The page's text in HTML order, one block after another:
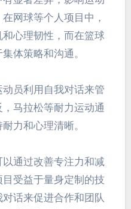
网球等个人项目中，
心理韧性，而在篮球
体策略和沟通。
员利用自我对话来管
马拉松等耐力运动通
力和心理清晰。
通过改善专注力和减
受益于量身定制的技
话来促进合作和团队